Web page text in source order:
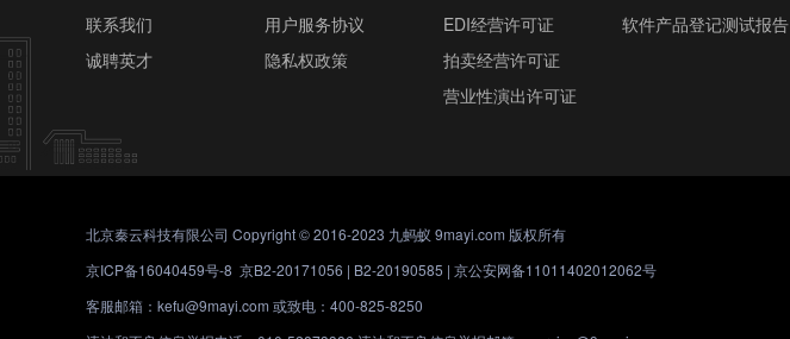
联系我们
诚聘英才
用户服务协议
隐私权政策
EDI经营许可证
拍卖经营许可证
营业性演出许可证
软件产品登记测试报告
北京秦云科技有限公司 Copyright © 2016-2023 九蚂蚁 9mayi.com 版权所有
京ICP备16040459号-8 京B2-20171056 | B2-20190585 | 京公安网备11011402012062号
客服邮箱：kefu@9mayi.com 或致电：400-825-8250